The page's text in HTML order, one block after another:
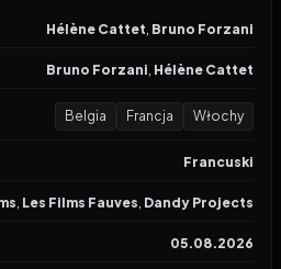
Hélène Cattet, Bruno Forzani
Bruno Forzani, Hélène Cattet
Belgia Francja Włochy
Francuski
, Les Films Fauves, Dandy Projects
05.08.2026